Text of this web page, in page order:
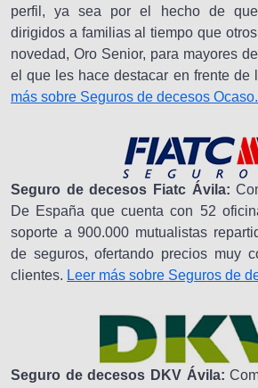
perfil, ya sea por el hecho de
dirigidos a familias al tiempo que
novedad, Oro Senior, para mayores
el que les hace destacar en frente de
más sobre Seguros de decesos Ocaso.
Seguro de decesos Fiatc Ávila:
De España que cuenta con 52
soporte a 900.000 mutualistas
de seguros, ofertando precios muy
clientes. Leer más sobre Seguros de
Seguro de decesos DKV Ávila: